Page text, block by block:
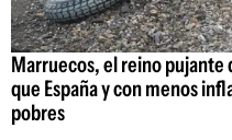
Marruecos, el reino pujante
que España y con menos
pobres